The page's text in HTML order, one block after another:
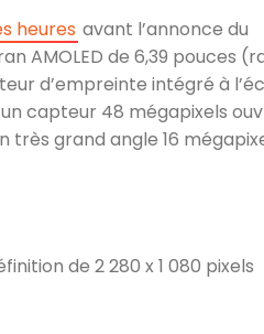
heures avant l’annonce du
AMOLED de 6,39 pouces
d’empreinte intégré à
capteur 48 mégapixels
très grand angle 16
de 2 280 x 1 080 pixels